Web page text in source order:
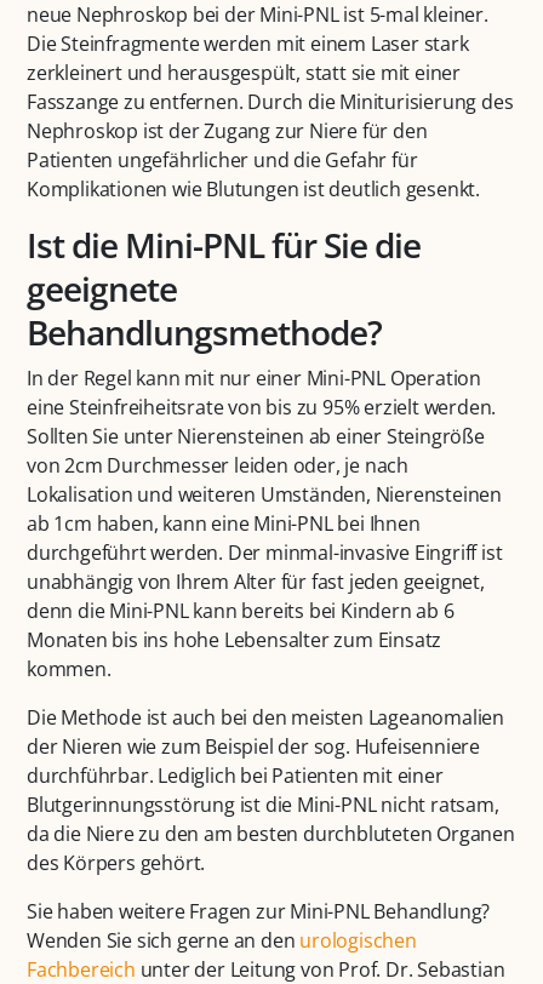
neue Nephroskop bei der Mini-PNL ist 5-mal kleiner.
Die Steinfragmente werden mit einem Laser stark
zerkleinert und herausgespült, statt sie mit einer
Fasszange zu entfernen. Durch die Miniturisierung des
Nephroskop ist der Zugang zur Niere für den
Patienten ungefährlicher und die Gefahr für
Komplikationen wie Blutungen ist deutlich gesenkt.
Ist die Mini-PNL für Sie die
geeignete
Behandlungsmethode?
In der Regel kann mit nur einer Mini-PNL Operation
eine Steinfreiheitsrate von bis zu 95% erzielt werden.
Sollten Sie unter Nierensteinen ab einer Steingröße
von 2cm Durchmesser leiden oder, je nach
Lokalisation und weiteren Umständen, Nierensteinen
ab 1cm haben, kann eine Mini-PNL bei Ihnen
durchgeführt werden. Der minmal-invasive Eingriff ist
unabhängig von Ihrem Alter für fast jeden geeignet,
denn die Mini-PNL kann bereits bei Kindern ab 6
Monaten bis ins hohe Lebensalter zum Einsatz
kommen.
Die Methode ist auch bei den meisten Lageanomalien
der Nieren wie zum Beispiel der sog. Hufeisenniere
durchführbar. Lediglich bei Patienten mit einer
Blutgerinnungsstörung ist die Mini-PNL nicht ratsam,
da die Niere zu den am besten durchbluteten Organen
des Körpers gehört.
Sie haben weitere Fragen zur Mini-PNL Behandlung?
Wenden Sie sich gerne an den urologischen
Fachbereich unter der Leitung von Prof. Dr. Sebastian